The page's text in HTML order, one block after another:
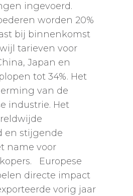
ingevoerd.
worden 20%
bij binnenkomst
tarieven voor
Japan en
tot 34%. Het
van de
industrie. Het
en stijgende
name voor
Europese
directe impact
vorig jaar